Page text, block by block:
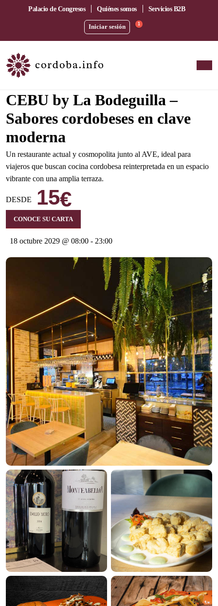
Palacio de Congresos Quiénes somos Servicios B2B
Iniciar sesión 1
CEBU by La Bodeguilla –
Sabores cordobeses en clave
moderna
Un restaurante actual y cosmopolita junto al AVE, ideal para
viajeros que buscan cocina cordobesa reinterpretada en un espacio
vibrante con una amplia terraza.
DESDE 15€
CONOCE SU CARTA
18 octubre 2029 @ 08:00 - 23:00